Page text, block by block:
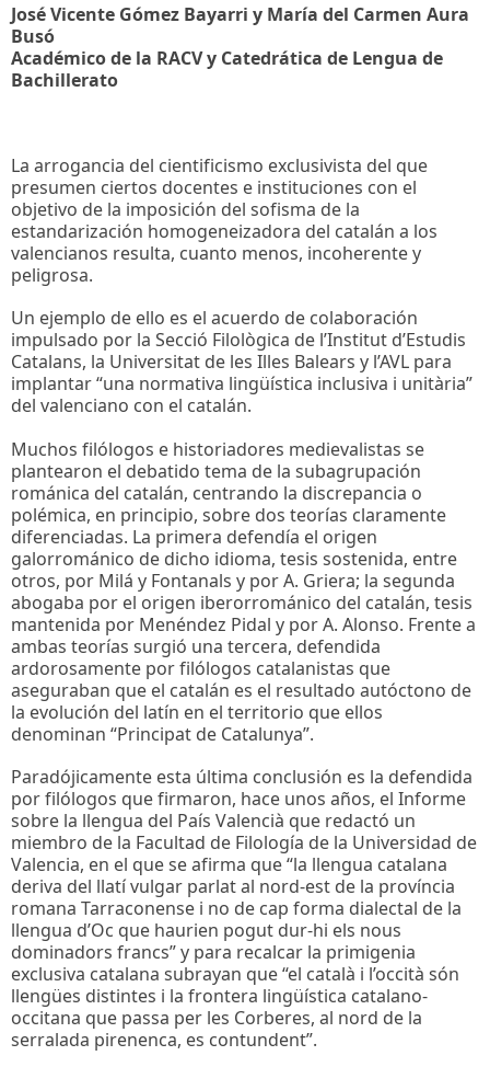
José Vicente Gómez Bayarri y María del Carmen Aura
Busó
Académico de la RACV y Catedrática de Lengua de
Bachillerato
La arrogancia del cientificismo exclusivista del que
presumen ciertos docentes e instituciones con el
objetivo de la imposición del sofisma de la
estandarización homogeneizadora del catalán a los
valencianos resulta, cuanto menos, incoherente y
peligrosa.
Un ejemplo de ello es el acuerdo de colaboración
impulsado por la Secció Filològica de l’Institut d’Estudis
Catalans, la Universitat de les Illes Balears y l’AVL para
implantar “una normativa lingüística inclusiva i unitària”
del valenciano con el catalán.
Muchos filólogos e historiadores medievalistas se
plantearon el debatido tema de la subagrupación
románica del catalán, centrando la discrepancia o
polémica, en principio, sobre dos teorías claramente
diferenciadas. La primera defendía el origen
galorrománico de dicho idioma, tesis sostenida, entre
otros, por Milá y Fontanals y por A. Griera; la segunda
abogaba por el origen iberorrománico del catalán, tesis
mantenida por Menéndez Pidal y por A. Alonso. Frente a
ambas teorías surgió una tercera, defendida
ardorosamente por filólogos catalanistas que
aseguraban que el catalán es el resultado autóctono de
la evolución del latín en el territorio que ellos
denominan “Principat de Catalunya”.
Paradójicamente esta última conclusión es la defendida
por filólogos que firmaron, hace unos años, el Informe
sobre la llengua del País Valencià que redactó un
miembro de la Facultad de Filología de la Universidad de
Valencia, en el que se afirma que “la llengua catalana
deriva del llatí vulgar parlat al nord-est de la província
romana Tarraconense i no de cap forma dialectal de la
llengua d’Oc que haurien pogut dur-hi els nous
dominadors francs” y para recalcar la primigenia
exclusiva catalana subrayan que “el català i l’occità són
llengües distintes i la frontera lingüística catalano-
occitana que passa per les Corberes, al nord de la
serralada pirenenca, es contundent”.